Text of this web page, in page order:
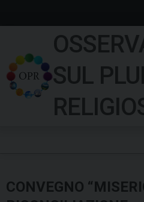
k
SUL
CONVEGNO